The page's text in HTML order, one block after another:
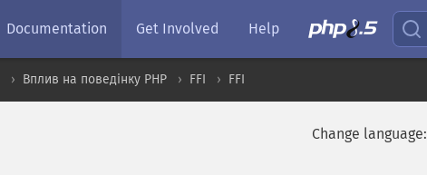
Documentation Get Involved Help
Вплив на поведінку PHP FFI FFI
Change language: